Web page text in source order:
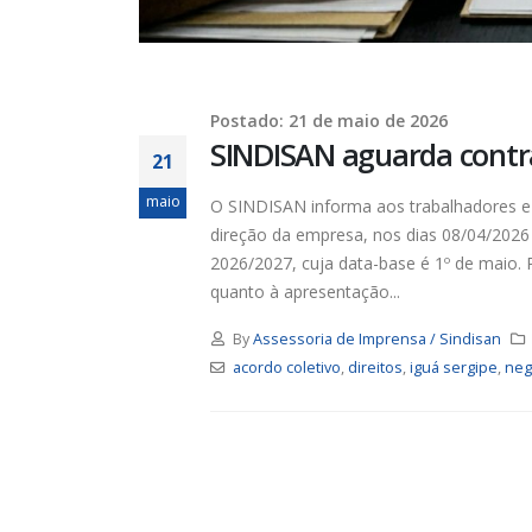
Postado: 21 de maio de 2026
21
maio
SINDISAN aguarda
O SINDISAN informa aos trabalhadores
direção da empresa, nos dias 08/04/
2026/2027, cuja data-base é 1º de
quanto à apresentação...
ByAssessoria de Imprensa / Sindisan
acordo coletivo, direitos,iguá sergipe,
Trabalhadores da Iguá tem
até o dia 17/8 para
Chapa 1 – “Unidade,
Resistência e Luta vence” a
eleição do Sindisan
25 de julho de 2026
Eleição para Diretoria
Executiva e Conselho Fiscal do
21 de julho de 2026
16 de
11 de